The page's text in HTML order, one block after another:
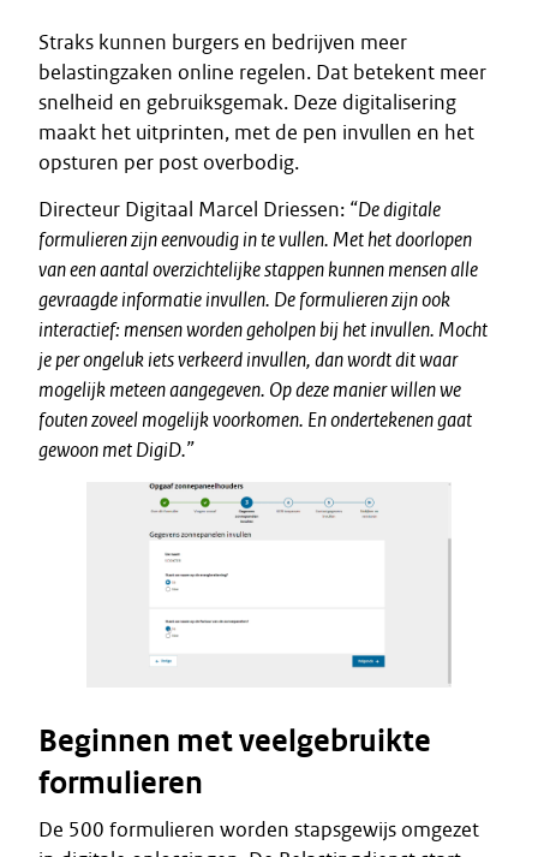
Straks kunnen burgers en bedrijven meer
belastingzaken online regelen. Dat betekent meer
snelheid en gebruiksgemak. Deze digitalisering
maakt het uitprinten, met de pen invullen en het
opsturen per post overbodig.
Directeur Digitaal Marcel Driessen: “De digitale
formulieren zijn eenvoudig in te vullen. Met het doorlopen
van een aantal overzichtelijke stappen kunnen mensen alle
gevraagde informatie invullen. De formulieren zijn ook
interactief: mensen worden geholpen bij het invullen. Mocht
je per ongeluk iets verkeerd invullen, dan wordt dit waar
mogelijk meteen aangegeven. Op deze manier willen we
fouten zoveel mogelijk voorkomen. En ondertekenen gaat
gewoon met DigiD.”
Beginnen met veelgebruikte
formulieren
De 500 formulieren worden stapsgewijs omgezet